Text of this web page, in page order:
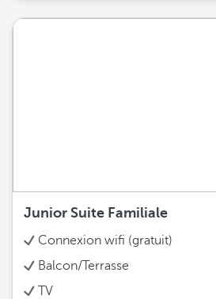
Junior Suite Familiale
Connexion wifi (gratuit)
Balcon/Terrasse
TV